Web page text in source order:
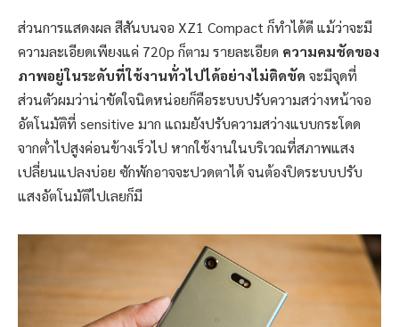
ส่วนการแสดงผล สีสันบนจอ XZ1 Compact ก็ทำได้ดี แม้ว่าจะมี
ความละเอียดเพียงแค่ 720p ก็ตาม รายละเอียด ความคมชัดของ
ภาพอยู่ในระดับที่ใช้งานทั่วไปได้อย่างไม่ติดขัด จะมีจุดที่
ส่วนตัวผมว่าน่าขัดใจนิดหน่อยก็คือระบบปรับความสว่างหน้าจอ
อัตโนมัติที่ sensitive มาก แถมยังปรับความสว่างแบบกระโดด
จากต่ำไปสูงค่อนข้างเร็วไป หากใช้งานในบริเวณที่สภาพแสง
เปลี่ยนแปลงบ่อย ซักพักอาจจะปวดตาได้ จนต้องปิดระบบปรับ
แสงอัตโนมัติไปเลยก็มี